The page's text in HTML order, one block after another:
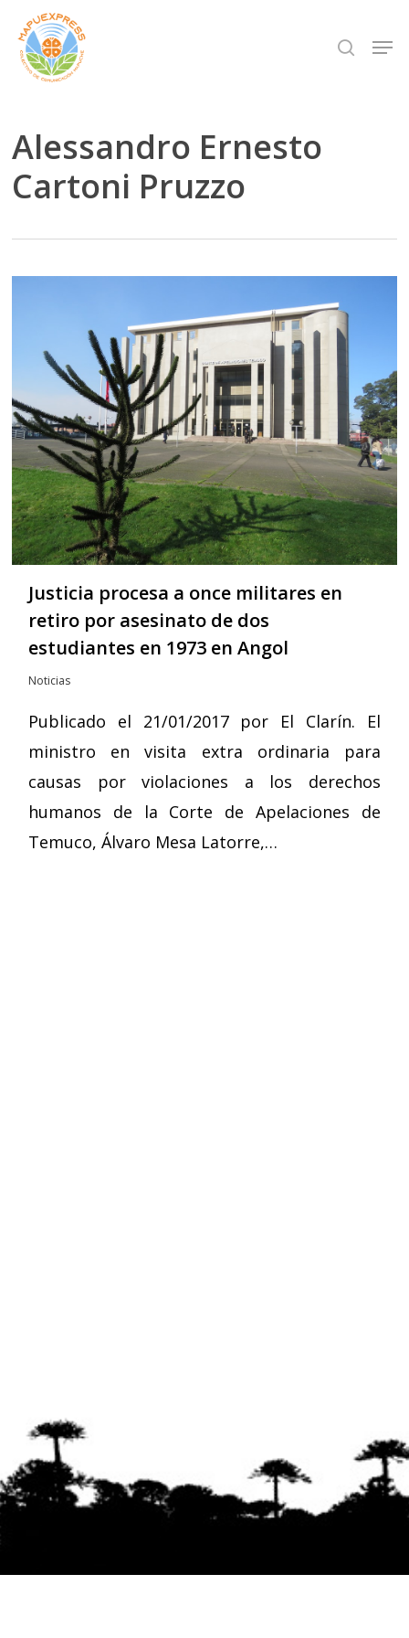
Skip
main
search
Alessandro Ernesto
Cartoni Pruzzo
Justicia procesa a once militares en
retiro por asesinato de dos
estudiantes en 1973 en Angol
Noticias
Publicado el 21/01/2017 por El Clarín. El
ministro en visita extra ordinaria para
causas por violaciones a los derechos
humanos de la Corte de Apelaciones de
Temuco, Álvaro Mesa Latorre,…
Close